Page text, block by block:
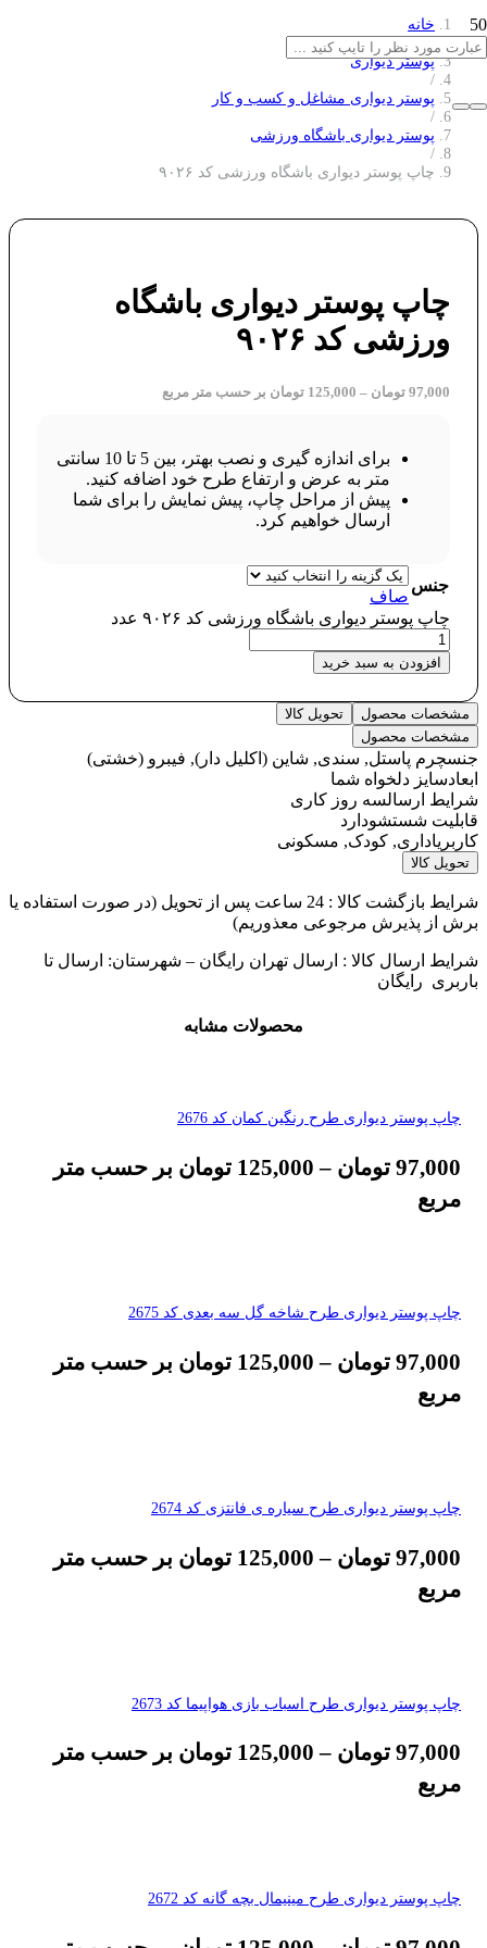
خانه
/
پوستر دیواری
/
پوستر دیواری مشاغل و کسب و کار
/
پوستر دیواری باشگاه ورزشی
/
چاپ پوستر دیواری باشگاه ورزشی کد ۹۰۲۶
چاپ پوستر دیواری باشگاه
ورزشی کد ۹۰۲۶
97,000 تومان –
125,000 تومان بر حسب متر مربع
برای اندازه گیری و نصب بهتر، بین 5 تا 10 سانتی
متر به عرض و ارتفاع طرح خود اضافه کنید.
پیش از مراحل چاپ، پیش نمایش را برای شما
ارسال خواهیم کرد.
جنس
صاف
چاپ پوستر دیواری باشگاه ورزشی کد ۹۰۲۶ عدد
افزودن به سبد خرید
مشخصات محصول
تحویل کالا
مشخصات محصول
جنسچرم پاستل, سندی, شاین (اکلیل دار), فیبرو (خشتی)
ابعادسایز دلخواه شما
شرایط ارسالسه روز کاری
قابلیت شستشودارد
کاربریاداری, کودک, مسکونی
تحویل کالا
شرایط بازگشت کالا : 24 ساعت پس از تحویل (در صورت استفاده یا
برش از پذیرش مرجوعی معذوریم)
شرایط ارسال کالا : ارسال تهران رایگان – شهرستان: ارسال تا
باربری رایگان
محصولات مشابه
چاپ پوستر دیواری طرح رنگین کمان کد 2676
97,000 تومان –
125,000 تومان بر حسب متر
مربع
چاپ پوستر دیواری طرح شاخه گل سه بعدی کد 2675
97,000 تومان –
125,000 تومان بر حسب متر
مربع
چاپ پوستر دیواری طرح سیاره ی فانتزی کد 2674
97,000 تومان –
125,000 تومان بر حسب متر
مربع
چاپ پوستر دیواری طرح اسباب بازی هواپیما کد 2673
97,000 تومان –
125,000 تومان بر حسب متر
مربع
چاپ پوستر دیواری طرح مینیمال بچه گانه کد 2672